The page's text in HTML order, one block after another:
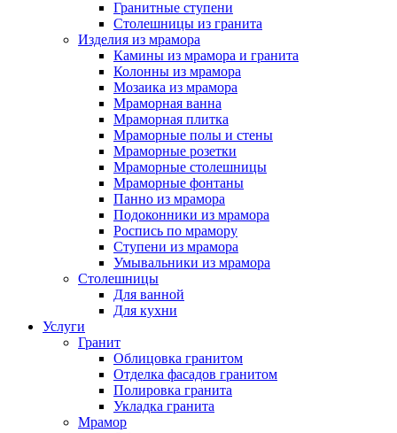
Гранитные ступени
Столешницы из гранита
Изделия из мрамора
Камины из мрамора и гранита
Колонны из мрамора
Мозаика из мрамора
Мраморная ванна
Мраморная плитка
Мраморные полы и стены
Мраморные розетки
Мраморные столешницы
Мраморные фонтаны
Панно из мрамора
Подоконники из мрамора
Роспись по мрамору
Ступени из мрамора
Умывальники из мрамора
Столешницы
Для ванной
Для кухни
Услуги
Гранит
Облицовка гранитом
Отделка фасадов гранитом
Полировка гранита
Укладка гранита
Мрамор